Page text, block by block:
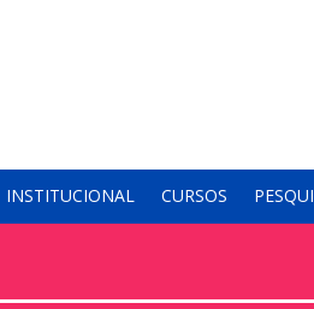
INSTITUCIONAL CURSOS